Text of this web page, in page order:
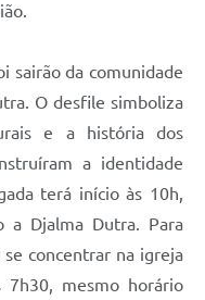
sairão da comunidade
O desfile simboliza
e a história dos
a identidade
terá início às 10h,
a Djalma Dutra. Para
concentrar na igreja
mesmo horário